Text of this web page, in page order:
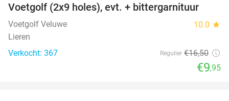
40%
Voetgolf (2x9 holes), evt. + bittergarnituur
Voetgolf Veluwe 10.0 star
Lieren
Verkocht: 367
Regulier €16,50
€9,95